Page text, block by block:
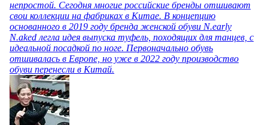
непростой. Сегодня многие российские бренды отшивают
свои коллекции на фабриках в Китае. В концепцию
основанного в 2019 году бренда женской обуви N.early
N.aked легла идея выпуска туфель, походящих для танцев, с
идеальной посадкой по ноге. Первоначально обувь
отшивалась в Европе, но уже в 2022 году производство
обуви перенесли в Китай.